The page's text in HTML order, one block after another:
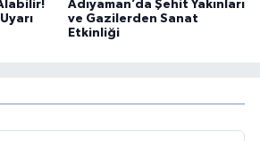
Adıyaman’da Şehit Yakınları
ve Gazilerden Sanat
Etkinliği